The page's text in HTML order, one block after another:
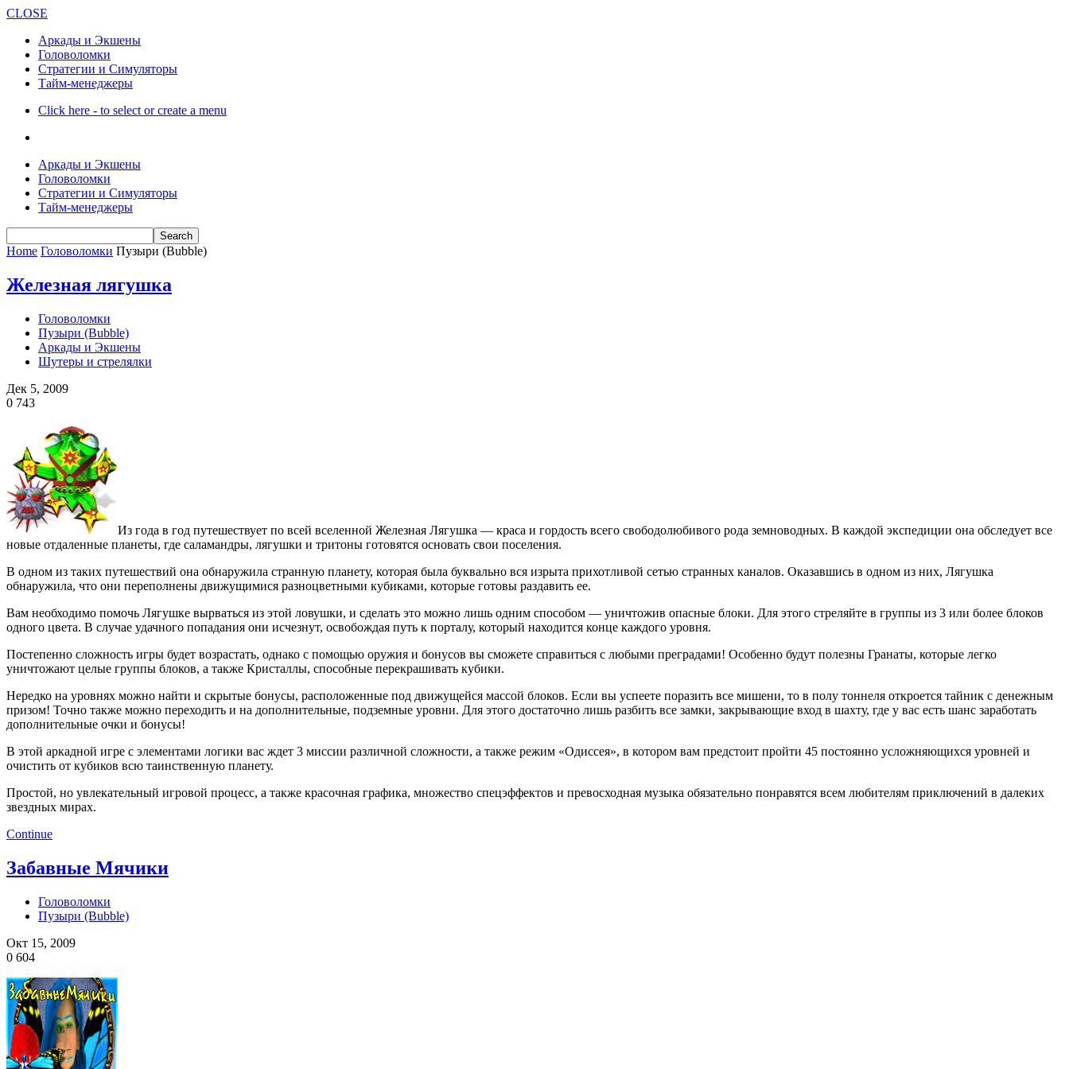
CLOSE
Аркады и Экшены
Головоломки
Стратегии и Симуляторы
Тайм-менеджеры
Click here - to select or create a menu
Аркады и Экшены
Головоломки
Стратегии и Симуляторы
Тайм-менеджеры
Home Головоломки Пузыри (Bubble)
Железная лягушка
Головоломки
Пузыри (Bubble)
Аркады и Экшены
Шутеры и стрелялки
Дек 5, 2009
0 743
Из года в год путешествует по всей вселенной Железная Лягушка — краса и гордость всего свободолюбивого рода земноводных. В каждой экспедиции она обследует все
новые отдаленные планеты, где саламандры, лягушки и тритоны готовятся основать свои поселения.
В одном из таких путешествий она обнаружила странную планету, которая была буквально вся изрыта прихотливой сетью странных каналов. Оказавшись в одном из них, Лягушка
обнаружила, что они переполнены движущимися разноцветными кубиками, которые готовы раздавить ее.
Вам необходимо помочь Лягушке вырваться из этой ловушки, и сделать это можно лишь одним способом — уничтожив опасные блоки. Для этого стреляйте в группы из 3 или более блоков
одного цвета. В случае удачного попадания они исчезнут, освобождая путь к порталу, который находится конце каждого уровня.
Постепенно сложность игры будет возрастать, однако с помощью оружия и бонусов вы сможете справиться с любыми преградами! Особенно будут полезны Гранаты, которые легко
уничтожают целые группы блоков, а также Кристаллы, способные перекрашивать кубики.
Нередко на уровнях можно найти и скрытые бонусы, расположенные под движущейся массой блоков. Если вы успеете поразить все мишени, то в полу тоннеля откроется тайник с денежным
призом! Точно также можно переходить и на дополнительные, подземные уровни. Для этого достаточно лишь разбить все замки, закрывающие вход в шахту, где у вас есть шанс заработать
дополнительные очки и бонусы!
В этой аркадной игре с элементами логики вас ждет 3 миссии различной сложности, а также режим «Одиссея», в котором вам предстоит пройти 45 постоянно усложняющихся уровней и
очистить от кубиков всю таинственную планету.
Простой, но увлекательный игровой процесс, а также красочная графика, множество спецэффектов и превосходная музыка обязательно понравятся всем любителям приключений в далеких
звездных мирах.
Continue
Забавные Мячики
Головоломки
Пузыри (Bubble)
Окт 15, 2009
0 604